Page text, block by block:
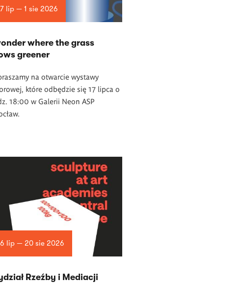
lip — 1 sie 2026
where the grass
greener
na otwarcie wystawy
które odbędzie się 17 lipca o
18:00 w Galerii Neon ASP
lip — 20 sie 2026
Rzeźby i Mediacji